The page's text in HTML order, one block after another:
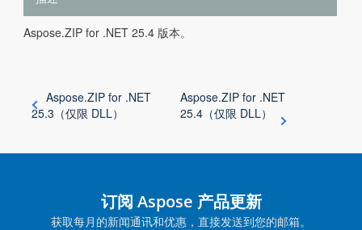
Aspose.ZIP for .NET 25.4 版本。
Aspose.ZIP for .NET
25.3（仅限 DLL）
Aspose.ZIP for .NET
25.4（仅限 DLL）
订阅 Aspose 产品更新
获取每月的新闻通讯和优惠，直接发送到您的邮箱。